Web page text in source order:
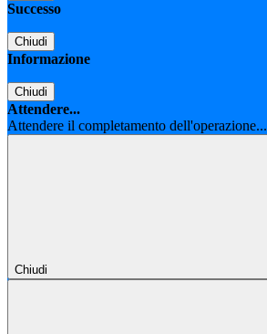
Successo
Chiudi
Informazione
Chiudi
Attendere...
Attendere il completamento dell'operazione...
Chiudi